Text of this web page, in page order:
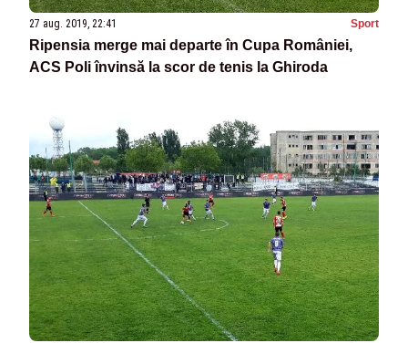
27 aug. 2019, 22:41 Sport
Ripensia merge mai departe în Cupa României,
ACS Poli învinsă la scor de tenis la Ghiroda